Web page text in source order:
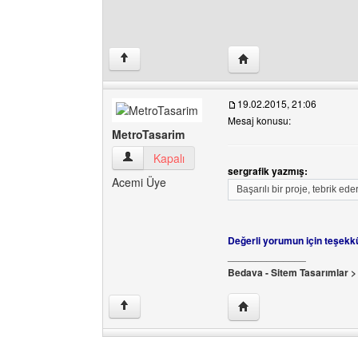
↑ Yazarın web sitesini
MetroTasarim
MetroTasarim Kullanıcının profilini görüntüle
Kapalı
Acemi Üye
19.02.2015, 21:06
Mesaj konusu:
sergrafik yazmış:
Başarılı bir proje, tebrik
Değerli yorumun için
Bedava - Sitem Tasarımlar >
↑ Yazarın web sitesini